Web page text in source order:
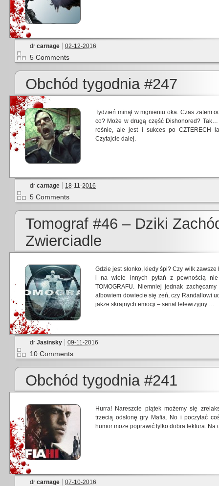
dr carnage 02-12-2016
5 Comments
Obchód tygodnia #247
Tydzień minął w mgnieniu oka. Czas zatem
co? Może w drugą część Dishonored?
rośnie, ale jest i sukces po CZTERECH
Czytajcie dalej.
dr carnage 18-11-2016
5 Comments
Tomograf #46 – Dziki
Zwierciadle
Gdzie jest słonko, kiedy śpi? Czy wilk
i na wiele innych pytań z pewnością nie
TOMOGRAFU. Niemniej jednak
albowiem dowiecie się zeń, czy Randallowi
jakże skrajnych emocji – serial telewizyjny …
dr Jasinsky 09-11-2016
10 Comments
Obchód tygodnia #241
Hurra! Nareszcie piątek możemy się
trzecią odsłonę gry Mafia. No i poczytać
humor może poprawić tylko dobra lektura. Na
dr carnage 07-10-2016